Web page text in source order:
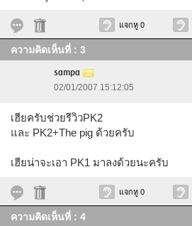
แจกหู 0
ความคิดเห็นที่ : 3
sampa
02/01/2007 15:12:05
เฮียครับช่วยรีวิวPK2
และ PK2+The pig ด้วยครับ
เฮียน่าจะเอา PK1 มาลงด้วยนะครับ
แจกหู 0
ความคิดเห็นที่ : 4